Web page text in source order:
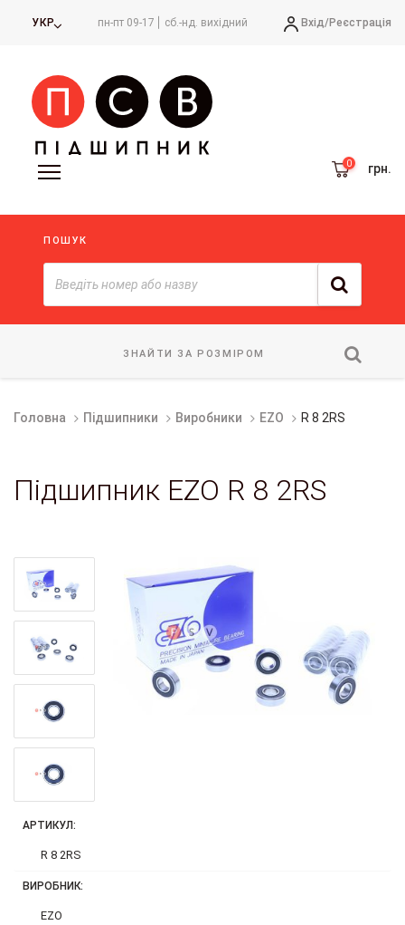
УКР пн-пт 09-17 сб.-нд. вихідний Вхід/Реєстрація
грн.
ПОШУК
ЗНАЙТИ ЗА РОЗМІРОМ
Головна Підшипники Виробники EZO R 8 2RS
Підшипник EZO R 8 2RS
АРТИКУЛ:
R 8 2RS
ВИРОБНИК:
EZO